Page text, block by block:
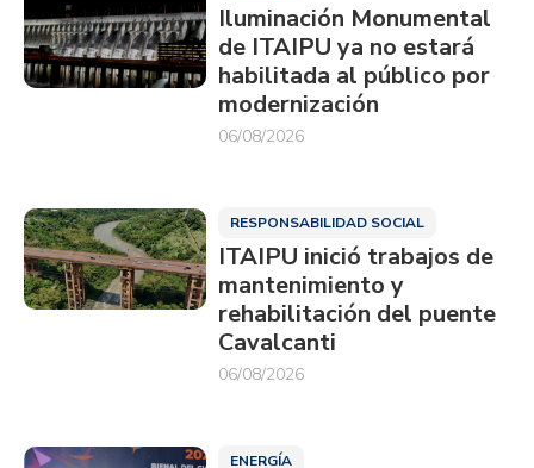
Iluminación Monumental
de ITAIPU ya no estará
habilitada al público por
modernización
06/08/2026
RESPONSABILIDAD SOCIAL
ITAIPU inició trabajos de
mantenimiento y
rehabilitación del puente
Cavalcanti
06/08/2026
ENERGÍA